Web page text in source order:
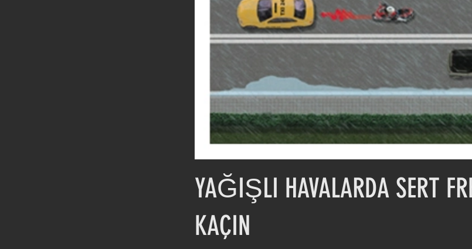
YAĞIŞLI HAVALARDA SERT
KAÇIN